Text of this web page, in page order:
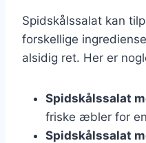
Spidskålssalat kan
forskellige
alsidig ret. Her er
Spidskålssalat
friske æbler for
Spidskålssalat